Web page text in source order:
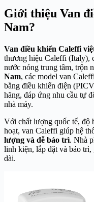
Giới thiệu Van
Nam?
Van điều khiển Caleffi
thương hiệu Caleffi (Italy),
nước nóng trung tâm, trộn
Nam, các model van
bằng điều khiển điện
hãng, đáp ứng nhu cầu tự
nhà máy.
Với chất lượng quốc tế, độ
hoạt, van Caleffi giúp hệ
lượng và dễ bảo trì. Nhà
linh kiện, lắp đặt và bảo trì,
dài.